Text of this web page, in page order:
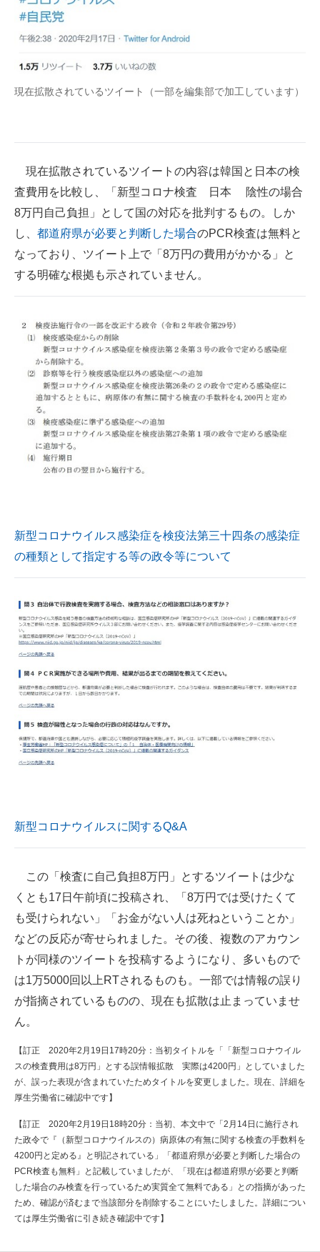
IT製品の技術・比較・事例
電子設計の基本と応用
エネルギーの専門メディア
ちょっと気になるネットの話題
現在拡散されているツイート（一部を編集部で加工しています）
現在拡散されているツイートの内容は韓国と日本の検
査費用を比較し、「新型コロナ検査 日本 陰性の場合
8万円自己負担」として国の対応を批判するもの。しか
し、 都道府県が必要と判断した場合のPCR検査は無料と
なっており、ツイート上で「8万円の費用がかかる」と
する明確な根拠も示されていません。
新型コロナウイルス感染症を検疫法第三十四条の感染症
の種類として指定する等の政令等について
新型コロナウイルスに関するQ&A
この「検査に自己負担8万円」とするツイートは少な
くとも17日午前頃に投稿され、「8万円では受けたくて
も受けられない」「お金がない人は死ねということか」
などの反応が寄せられました。その後、複数のアカウン
トが同様のツイートを投稿するようになり、多いもので
は1万5000回以上RTされるものも。一部では情報の誤り
が指摘されているものの、現在も拡散は止まっていませ
ん。
【訂正 2020年2月19日17時20分：当初タイトルを「「新型コロナウイル
スの検査費用は8万円」とする誤情報拡散 実際は4200円」としていました
が、誤った表現が含まれていたためタイトルを変更しました。現在、詳細を
厚生労働省に確認中です】
【訂正 2020年2月19日18時20分：当初、本文中で「2月14日に施行され
た政令で『（新型コロナウイルスの）病原体の有無に関する検査の手数料を
4200円と定める』と明記されている」「都道府県が必要と判断した場合の
PCR検査も無料」と記載していましたが、「現在は都道府県が必要と判断
した場合のみ検査を行っているため実質全て無料である」との指摘があった
ため、確認が済むまで当該部分を削除することにいたしました。詳細につい
ては厚生労働省に引き続き確認中です】